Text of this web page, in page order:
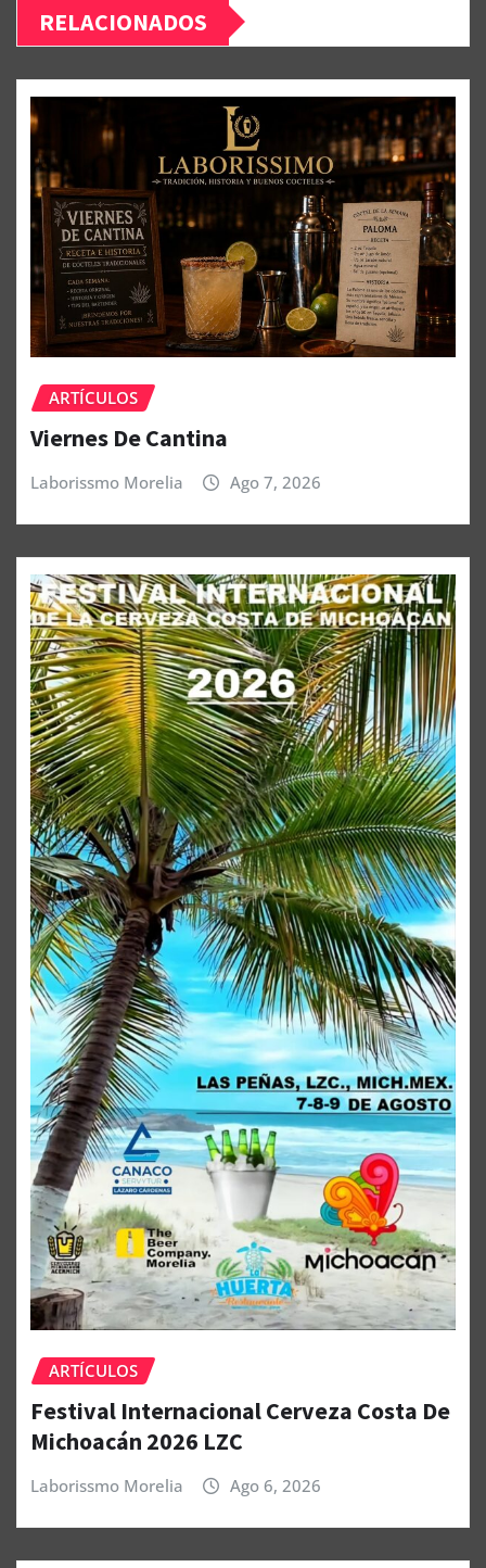
RELACIONADOS
ARTÍCULOS
Viernes De Cantina
Laborissmo Morelia Ago 7, 2026
ARTÍCULOS
Festival Internacional Cerveza Costa De
Michoacán 2026 LZC
Laborissmo Morelia Ago 6, 2026